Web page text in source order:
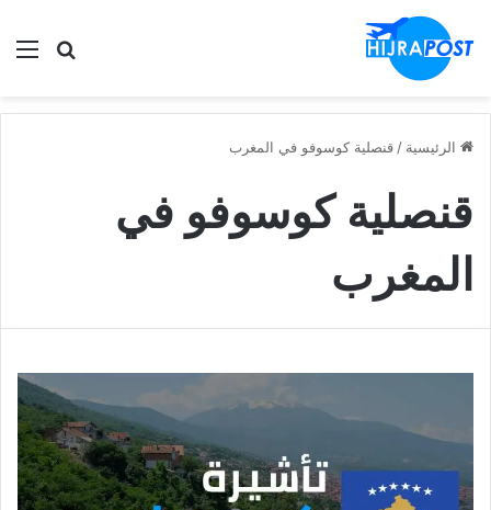
ابحث
الرئيسية / قنصلية كوسوفو في المغرب
قنصلية كوسوفو في
المغرب